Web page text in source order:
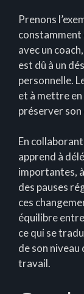
Prenons
constamment
avec un
est dû à un
personnelle.
et à mettre
préserver son
En
apprend à
importantes,
des pauses
ces
équilibre
ce qui se
de son niveau
travail.